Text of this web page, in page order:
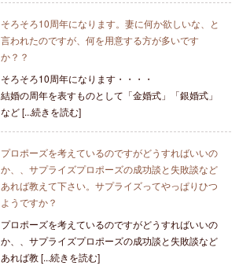
そろそろ10周年になります。妻に何か欲しいな、と
言われたのですが、何を用意する方が多いです
か？？
そろそろ10周年になります・・・・
結婚の周年を表すものとして「金婚式」「銀婚式」
など [...続きを読む]
プロポーズを考えているのですがどうすればいいの
か、、サプライズプロポーズの成功談と失敗談など
あれば教えて下さい。サプライズってやっぱりひつ
ようですか？
プロポーズを考えているのですがどうすればいいの
か、、サプライズプロポーズの成功談と失敗談など
あれば教 [...続きを読む]